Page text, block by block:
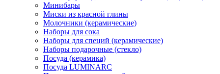
Минибары
Миски из красной глины
Молочники (керамические)
Наборы для сока
Наборы для специй (керамические)
Наборы подарочные (стекло)
Посуда (керамика)
Посуда LUMINARC